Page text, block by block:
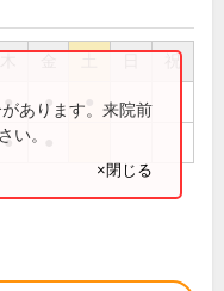
祝
● ●
●
あります。来院前
い。
×閉じる